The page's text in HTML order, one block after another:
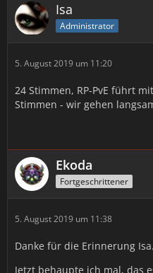
Isa
Administrator
5. August 2019 um 11:20
24 Stimmen, RP-PvE führt
Stimmen - wir gehen
Ekoda
Fortgeschrittener
5. August 2019 um 11:38
Danke für die Erinnerung Isa.
Jetzt behaupte ich mal, das